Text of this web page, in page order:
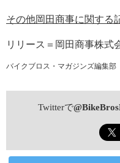
その他岡田商事に関する
リリース＝岡田商事株式
バイクブロス・マガジンズ編集部
Twitterで